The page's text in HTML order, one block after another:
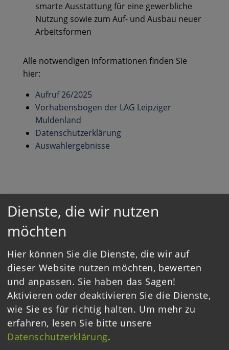
smarte Ausstattung für eine gewerbliche
Nutzung sowie zum Auf- und Ausbau neuer
Arbeitsformen
Alle notwendigen Informationen finden Sie
hier:
Aufruf 26/2025
Vorhabensbogen der LAG Leipziger
Muldenland
Datenschutzerklärung
Auswahlergebnisse
Zurück zur Übersicht
GEFÖRDERT DURCH
Dienste, die wir nutzen
möchten
Hier können Sie die Dienste, die wir auf
dieser Website nutzen möchten, bewerten
und anpassen. Sie haben das Sagen!
Aktivieren oder deaktivieren Sie die Dienste,
wie Sie es für richtig halten. Um mehr zu
erfahren, lesen Sie bitte unsere
Datenschutzerklärung.